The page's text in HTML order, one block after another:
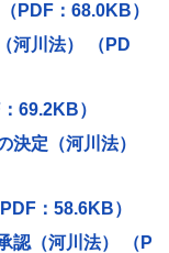
PDF：68.0KB）
河川法） （PD
69.2KB）
決定（河川法）
：58.6KB）
認（河川法） （P